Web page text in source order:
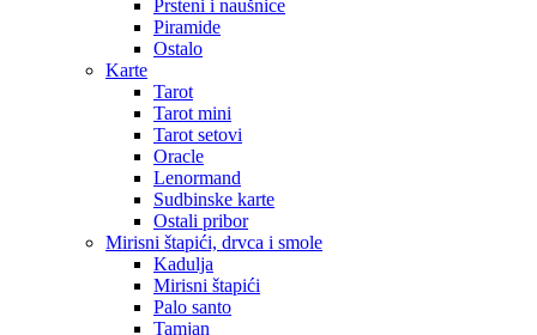
Prsteni i naušnice
Piramide
Ostalo
Karte
Tarot
Tarot mini
Tarot setovi
Oracle
Lenormand
Sudbinske karte
Ostali pribor
Mirisni štapići, drvca i smole
Kadulja
Mirisni štapići
Palo santo
Tamjan